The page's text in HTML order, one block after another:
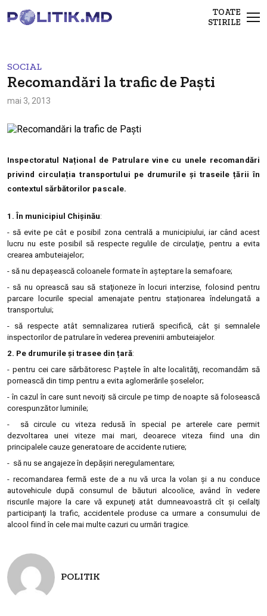
TOATE
STIRILE
SOCIAL
Recomandări la trafic de Paști
mai 3, 2013
Inspectoratul Național de Patrulare vine cu unele recomandări
privind circulația transportului pe drumurile și traseile țării în
contextul sărbătorilor pascale.
1. În municipiul Chișinău:
- să evite pe cât e posibil zona centrală a municipiului, iar când acest
lucru nu este posibil să respecte regulile de circulaţie, pentru a evita
crearea ambuteiajelor;
- să nu depaşească coloanele formate în aşteptare la semafoare;
- să nu oprească sau să staţioneze în locuri interzise, folosind pentru
parcare locurile special amenajate pentru staționarea îndelungată a
transportului;
- să respecte atât semnalizarea rutieră specifică, cât şi semnalele
inspectorilor de patrulare în vederea prevenirii ambuteiajelor.
2. Pe drumurile și trasee din țară:
- pentru cei care sărbătoresc Paştele în alte localităţi, recomandăm să
pornească din timp pentru a evita aglomerările şoselelor;
- în cazul în care sunt nevoiţi să circule pe timp de noapte să folosească
corespunzător luminile;
- să circule cu viteza redusă în special pe arterele care permit
dezvoltarea unei viteze mai mari, deoarece viteza fiind una din
principalele cauze generatoare de accidente rutiere;
- să nu se angajeze în depăşiri neregulamentare;
- recomandarea fermă este de a nu vă urca la volan și a nu conduce
autovehicule după consumul de băuturi alcoolice, având în vedere
riscurile majore la care vă expuneţi atât dumneavoastră cît şi ceilalţi
participanţi la trafic, accidentele produse ca urmare a consumului de
alcool fiind în cele mai multe cazuri cu urmări tragice.
POLITIK